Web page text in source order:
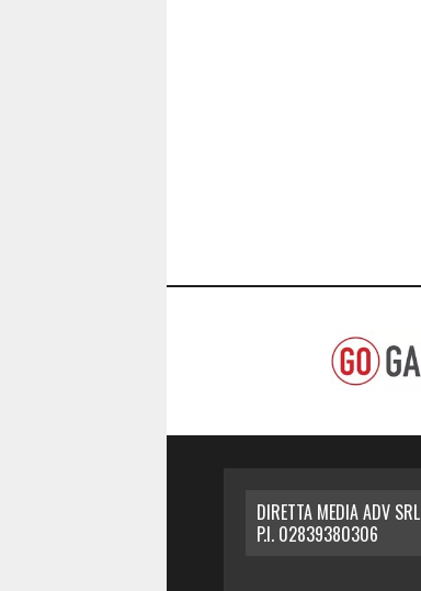
DIRETTA MEDIA ADV SRL
P.I. 02839380306